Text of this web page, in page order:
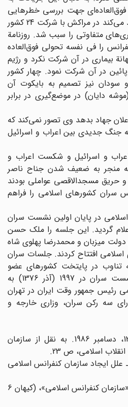
جهت بررسی خطرهایی
که مقدسات اسلامی را تهدید می‌کند در مراکش با شرکت 24 کشور
متفاوتی را سبب شد. روزنامة
را فی نفسه تحولی فوق‌العاده
بیماری در آن شرکت نکرد و رژیم
در آن شرکت نمود. چهار کشور
نیز تصمیم به بایکوت آن
دایان) در موضع‌گیری در برابر
جهاد بدهد وی تصور نمی‌کند که
جدیدی بین اعراب و اسرائیل
و اسرائیل و شکست اعراب و
منجر به ضعیف شدن جناح ناصر
مسجد‌الاقصی عواملی بودند
سران کشورهای اسلامی را فراهم
در پایان اولین نشست سران
گردید. این جلسه را ملک حسن
میزبان و محمد‌رضا پهلوی شاه
اسلامی افتتاح کردند. جلسات سران
تناوب در پایتخت کشورهای عضو
برگزار می‌شود. هشتمین نشست سران در 1997 (آذر 1376) به
جمهور وقت ایران در تهران
سه رکن سران، وزاری خارجه و
1ـ العالم العربی ـ رقم 1337، دسامبر 1986. به نقل از سازمان
اسلامی، ص 23.
ایجاد سازمان کنفرانس اسلامی
3ـ به نقل از حمید روحانی، «سازمان کنفرانس اسلامی»، (کیهان 6